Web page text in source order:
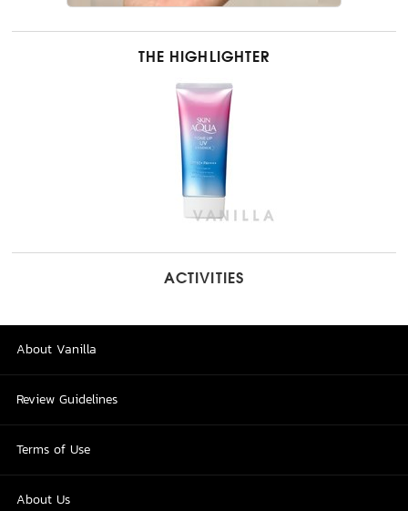
THE HIGHLIGHTER
ACTIVITIES
About Vanilla
Review Guidelines
Terms of Use
About Us